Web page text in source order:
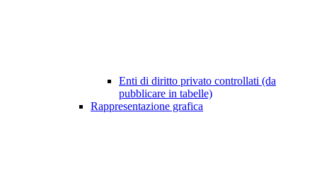
Enti di diritto privato controllati (da
pubblicare in tabelle)
Rappresentazione grafica